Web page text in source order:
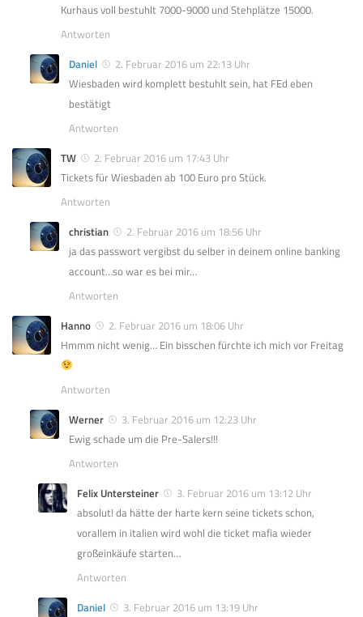
Kurhaus voll bestuhlt 7000-9000 und Stehplätze 15000.
Antworten
Daniel
2. Februar 2016 um 22:13 Uhr
Wiesbaden wird komplett bestuhlt sein, hat FEd eben
bestätigt
Antworten
TW
2. Februar 2016 um 17:43 Uhr
Tickets für Wiesbaden ab 100 Euro pro Stück.
Antworten
christian
2. Februar 2016 um 18:56 Uhr
ja das passwort vergibst du selber in deinem online banking
account…so war es bei mir…
Antworten
Hanno
2. Februar 2016 um 18:06 Uhr
Hmmm nicht wenig… Ein bisschen fürchte ich mich vor Freitag
Antworten
Werner
3. Februar 2016 um 12:23 Uhr
Ewig schade um die Pre-Salers!!!
Antworten
Felix Untersteiner
3. Februar 2016 um 13:12 Uhr
absolut! da hätte der harte kern seine tickets schon,
vorallem in italien wird wohl die ticket mafia wieder
großeinkäufe starten…
Antworten
Daniel
3. Februar 2016 um 13:19 Uhr